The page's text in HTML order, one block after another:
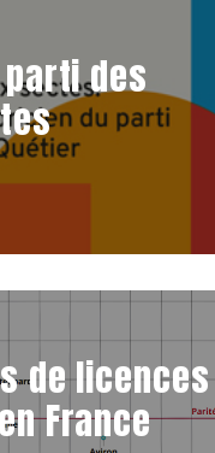
des
de licences
France